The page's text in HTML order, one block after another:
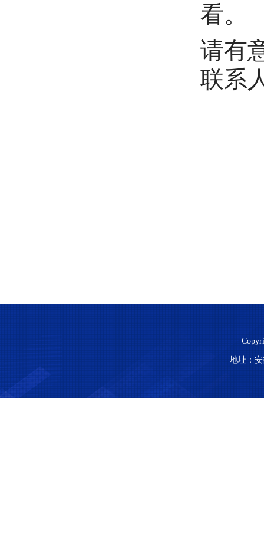
看。
请有
联系
地址：安